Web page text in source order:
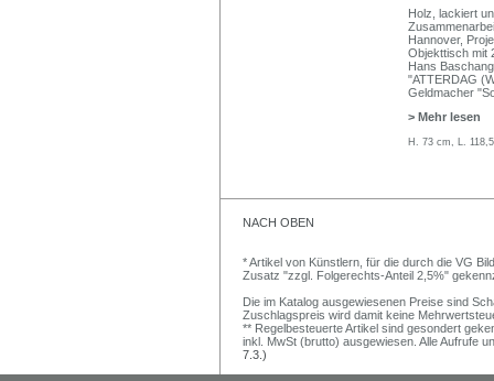
Holz, lackiert
Hannover,
Objekttisch mit
Hans
"ATTERDAG
Geldmacher
> Mehr lesen
H. 73 cm, L.
NACH OBEN
* Artikel von Künstlern, für die durch die VG
Zusatz "zzgl. Folgerechts-Anteil 2,5%"
Die im Katalog ausgewiesenen Preise sind
Zuschlagspreis wird damit keine
** Regelbesteuerte Artikel sind gesondert
inkl. MwSt (brutto) ausgewiesen. Alle Aufrufe
7.3.)